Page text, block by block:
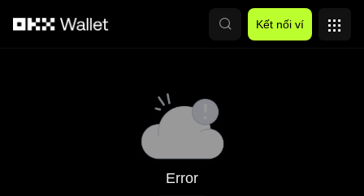
Kết nối ví
Error